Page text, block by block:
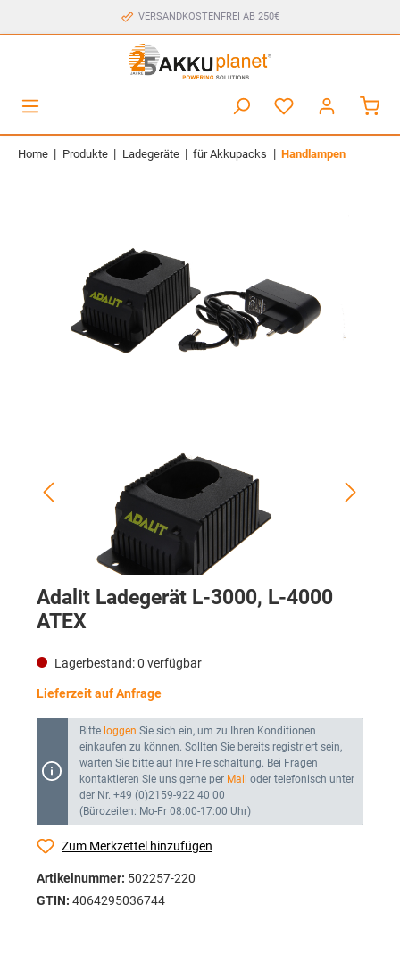
VERSANDKOSTENFREI AB 250€
Home | Produkte | Ladegeräte | für Akkupacks | Handlampen
Adalit Ladegerät L-3000, L-4000
ATEX
Lagerbestand:0 verfügbar
Lieferzeit auf Anfrage
Bitte loggen Sie sich ein, um zu Ihren Konditionen
einkaufen zu können. Sollten Sie bereits registriert sein,
warten Sie bitte auf Ihre Freischaltung. Bei Fragen
kontaktieren Sie uns gerne per Mail oder telefonisch unter
der Nr. +49 (0)2159-922 40 00
(Bürozeiten: Mo-Fr 08:00-17:00 Uhr)
Zum Merkzettel hinzufügen
Artikelnummer: 502257-220
GTIN: 4064295036744